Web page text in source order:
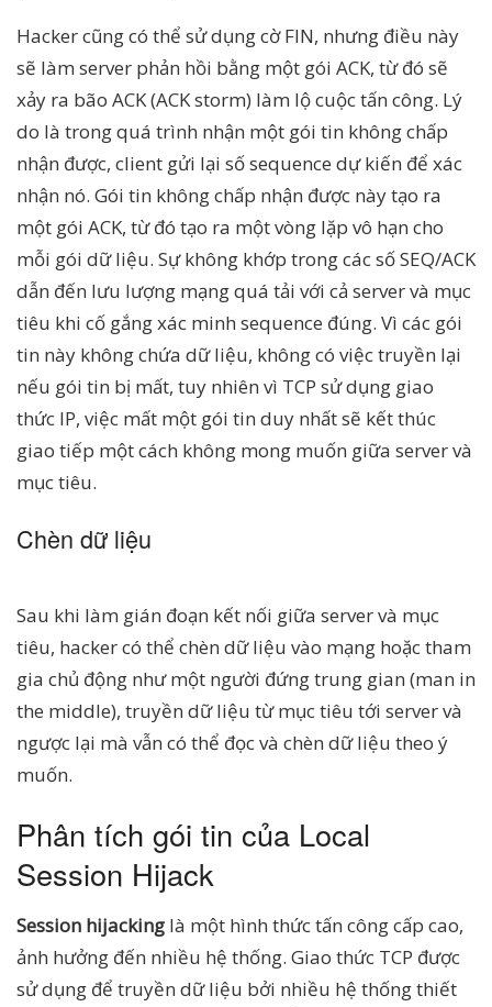
Hacker cũng có thể sử dụng cờ FIN, nhưng điều này
sẽ làm server phản hồi bằng một gói ACK, từ đó sẽ
xảy ra bão ACK (ACK storm) làm lộ cuộc tấn công. Lý
do là trong quá trình nhận một gói tin không chấp
nhận được, client gửi lại số sequence dự kiến để xác
nhận nó. Gói tin không chấp nhận được này tạo ra
một gói ACK, từ đó tạo ra một vòng lặp vô hạn cho
mỗi gói dữ liệu. Sự không khớp trong các số SEQ/ACK
dẫn đến lưu lượng mạng quá tải với cả server và mục
tiêu khi cố gắng xác minh sequence đúng. Vì các gói
tin này không chứa dữ liệu, không có việc truyền lại
nếu gói tin bị mất, tuy nhiên vì TCP sử dụng giao
thức IP, việc mất một gói tin duy nhất sẽ kết thúc
giao tiếp một cách không mong muốn giữa server và
mục tiêu.
Chèn dữ liệu
Sau khi làm gián đoạn kết nối giữa server và mục
tiêu, hacker có thể chèn dữ liệu vào mạng hoặc tham
gia chủ động như một người đứng trung gian (man in
the middle), truyền dữ liệu từ mục tiêu tới server và
ngược lại mà vẫn có thể đọc và chèn dữ liệu theo ý
muốn.
Phân tích gói tin của Local
Session Hijack
Session hijacking là một hình thức tấn công cấp cao,
ảnh hưởng đến nhiều hệ thống. Giao thức TCP được
sử dụng để truyền dữ liệu bởi nhiều hệ thống thiết